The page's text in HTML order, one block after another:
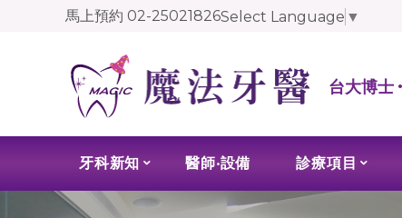
馬上預約 02-25021826Select Language ▼
台大博士
牙科新知 醫師‧設備 診療項目